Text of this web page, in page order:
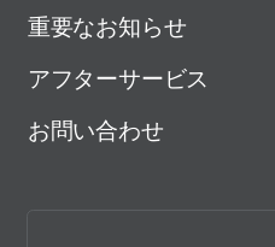
重要なお知らせ
アフターサービス
お問い合わせ